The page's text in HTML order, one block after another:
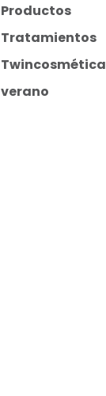
Productos
Tratamientos
Twincosmética
verano